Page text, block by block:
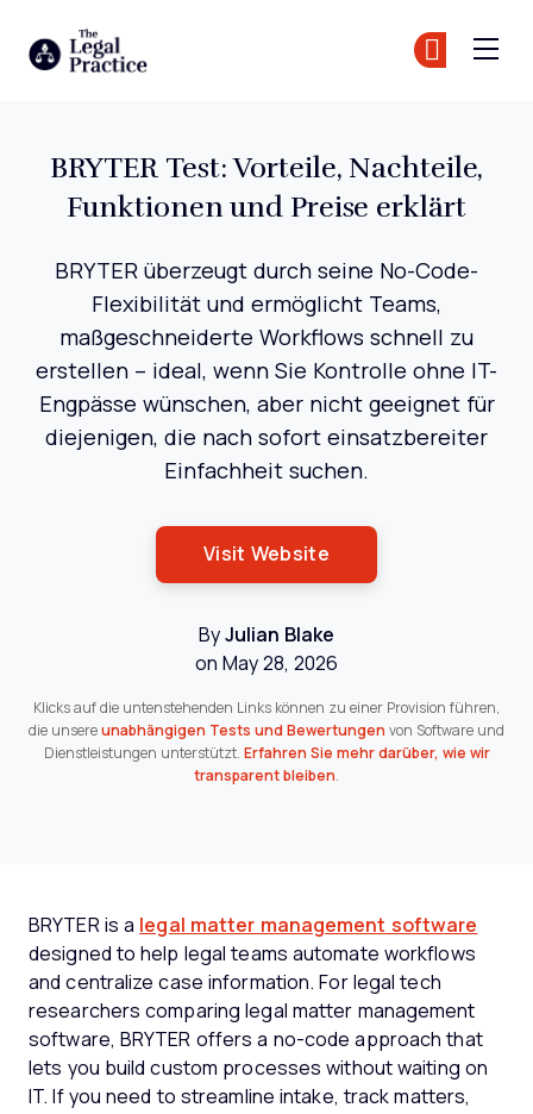
BRYTER Test: Vorteile, Nachteile,
Funktionen und Preise erklärt
BRYTER überzeugt durch seine No-Code-
Flexibilität und ermöglicht Teams,
maßgeschneiderte Workflows schnell zu
erstellen – ideal, wenn Sie Kontrolle ohne IT-
Engpässe wünschen, aber nicht geeignet für
diejenigen, die nach sofort einsatzbereiter
Einfachheit suchen.
Visit Website
By Julian Blake
on May 28, 2026
Klicks auf die untenstehenden Links können zu einer Provision führen,
die unsere unabhängigen Tests und Bewertungen von Software und
Dienstleistungen unterstützt. Erfahren Sie mehr darüber, wie wir
transparent bleiben.
BRYTER is a legal matter management software
designed to help legal teams automate workflows
and centralize case information. For legal tech
researchers comparing legal matter management
software, BRYTER offers a no-code approach that
lets you build custom processes without waiting on
IT. If you need to streamline intake, track matters,